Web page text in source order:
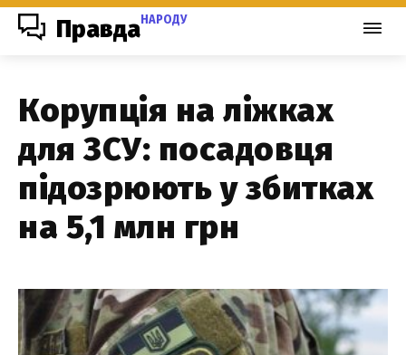
ПравдаНАРОДУ
Корупція на ліжках
для ЗСУ: посадовця
підозрюють у збитках
на 5,1 млн грн